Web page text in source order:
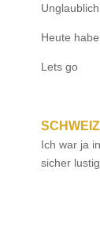
Heute
Lets go
SCHWEIZ
Ich war ja
sicher